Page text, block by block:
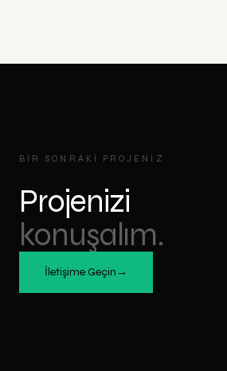
BIR SONRAKI PROJENIZ
Projenizi
konuşalım.
İletişime Geçin→